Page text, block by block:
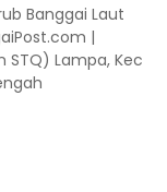
Banggai Laut
|
STQ) Lampa, Kec